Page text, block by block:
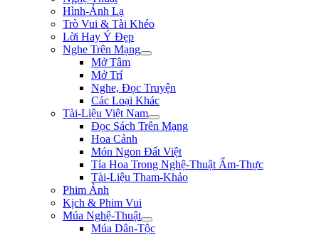
Hình-Ảnh Lạ
Trò Vui & Tài Khéo
Lời Hay Ý Đẹp
Nghe Trên Mạng
Mở Tâm
Mở Trí
Nghe, Đọc Truyện
Các Loại Khác
Tài-Liệu Việt Nam
Đọc Sách Trên Mạng
Hoa Cảnh
Món Ngon Đất Việt
Tỉa Hoa Trong Nghệ-Thuật Ẩm-Thực
Tài-Liệu Tham-Khảo
Phim Ảnh
Kịch & Phim Vui
Múa Nghệ-Thuật
Múa Dân-Tộc